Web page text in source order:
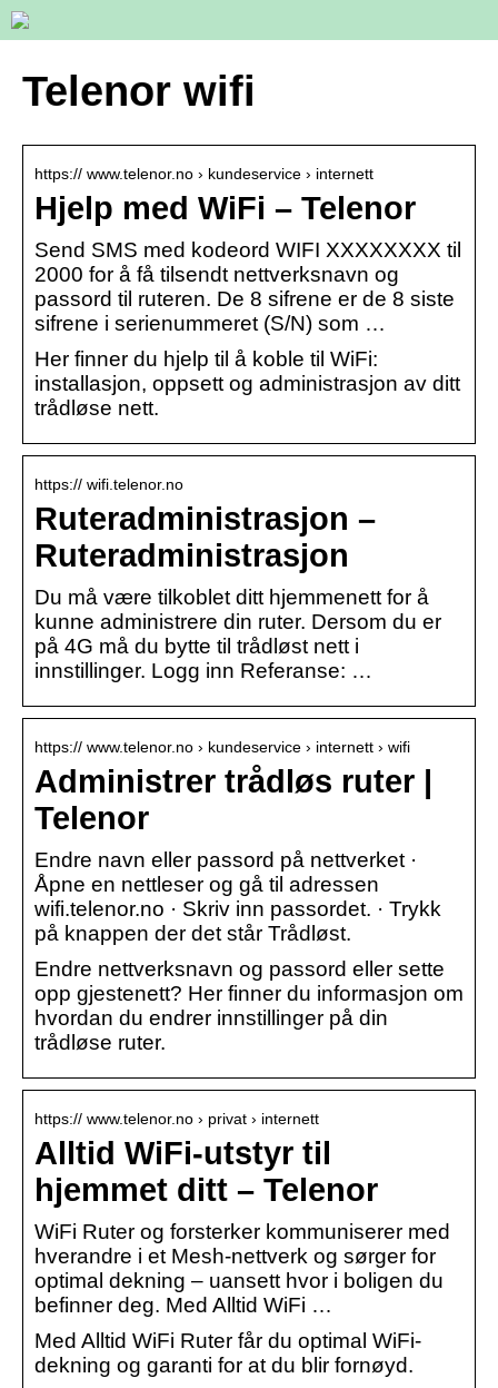
Telenor wifi
https:// www.telenor.no › kundeservice › internett
Hjelp med WiFi – Telenor
Send SMS med kodeord WIFI XXXXXXXX til
2000 for å få tilsendt nettverksnavn og
passord til ruteren. De 8 sifrene er de 8 siste
sifrene i serienummeret (S/N) som …
Her finner du hjelp til å koble til WiFi:
installasjon, oppsett og administrasjon av ditt
trådløse nett.
https:// wifi.telenor.no
Ruteradministrasjon –
Ruteradministrasjon
Du må være tilkoblet ditt hjemmenett for å
kunne administrere din ruter. Dersom du er
på 4G må du bytte til trådløst nett i
innstillinger. Logg inn Referanse: …
https:// www.telenor.no › kundeservice › internett › wifi
Administrer trådløs ruter |
Telenor
Endre navn eller passord på nettverket ·
Åpne en nettleser og gå til adressen
wifi.telenor.no · Skriv inn passordet. · Trykk
på knappen der det står Trådløst.
Endre nettverksnavn og passord eller sette
opp gjestenett? Her finner du informasjon om
hvordan du endrer innstillinger på din
trådløse ruter.
https:// www.telenor.no › privat › internett
Alltid WiFi-utstyr til
hjemmet ditt – Telenor
WiFi Ruter og forsterker kommuniserer med
hverandre i et Mesh-nettverk og sørger for
optimal dekning – uansett hvor i boligen du
befinner deg. Med Alltid WiFi …
Med Alltid WiFi Ruter får du optimal WiFi-
dekning og garanti for at du blir fornøyd.